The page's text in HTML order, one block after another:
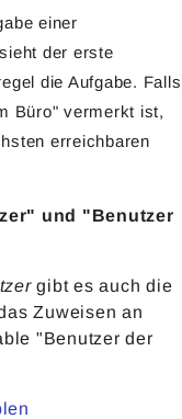
einer
der erste
die Aufgabe. Falls
Büro" vermerkt ist,
erreichbaren
und "Benutzer
gibt es auch die
Zuweisen an
"Benutzer der